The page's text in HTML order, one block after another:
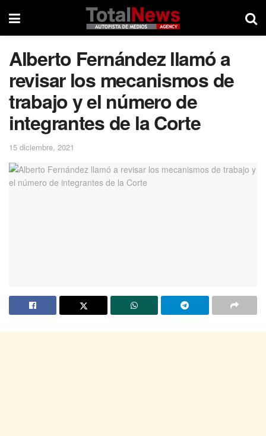
Alberto Fernández llamó a
revisar los mecanismos de
trabajo y el número de
integrantes de la Corte
15 diciembre, 2021